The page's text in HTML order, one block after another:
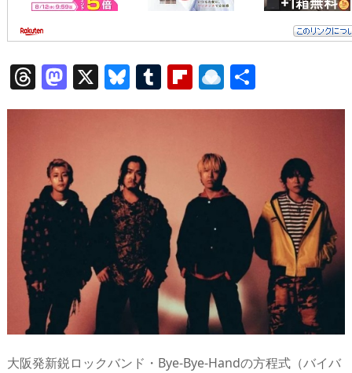
T
h
d
s
M
a
d
o
n
X Bl
u
sk
y
T
u
Fl
ip
o
ar
d
R
ai
d
ro
p.
有
大阪発新鋭ロックバンド・Bye-Bye-Handの方程式（バイバ